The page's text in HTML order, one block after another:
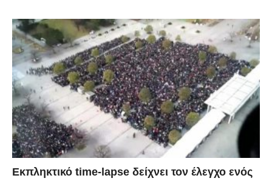
Εκπληκτικό time-lapse δείχνει τον έλεγχο ενός